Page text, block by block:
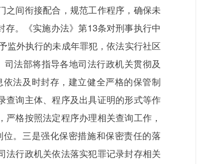
之间衔接配合，规范工作程序，确保未
。《实施办法》第13条对刑事执行中
监外执行的未成年罪犯，依法实行社区
法部将指导各地司法行政机关贯彻及
法及时封存，建立健全严格的保管制
查询主体、程序及出具证明的形式等作
格按照法定程序办理相关查询工作，
。三是强化保密措施和保密责任的落
法行政机关依法落实犯罪记录封存相关